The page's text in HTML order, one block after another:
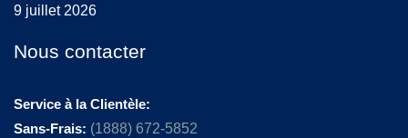
9 juillet 2026
Nous contacter
Service à la Clientèle:
Sans-Frais: (1888) 672-5852